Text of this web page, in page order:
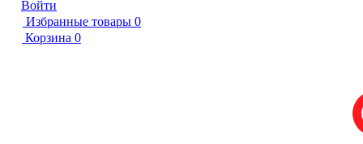
Войти
Избранные товары 0
Корзина 0